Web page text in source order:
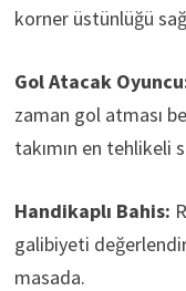
korner üstünlüğü
Gol Atacak
zaman gol atması
takımın en tehlikeli
Handikaplı Bahis:
galibiyeti
masada.